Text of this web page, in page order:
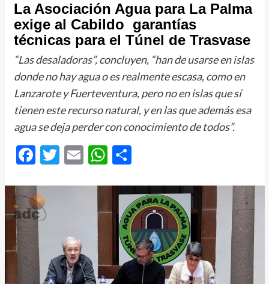
La Asociación Agua para La Palma
exige al Cabildo garantías
técnicas para el Túnel de Trasvase
“Las desaladoras”, concluyen, “han de usarse en islas
donde no hay agua o es realmente escasa, como en
Lanzarote y Fuerteventura, pero no en islas que sí
tienen este recurso natural, y en las que además esa
agua se deja perder con conocimiento de todos”.
Facebook
Twitter
EmailWhatsApp
Compartir